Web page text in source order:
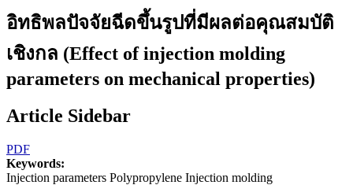
อิทธิพลปัจจัยฉีดขึ้นรูปที่มีผลต่อคุณสมบัติ
เชิงกล (Effect of injection molding
parameters on mechanical properties)
Article Sidebar
PDF
Keywords:
Injection parameters Polypropylene Injection molding